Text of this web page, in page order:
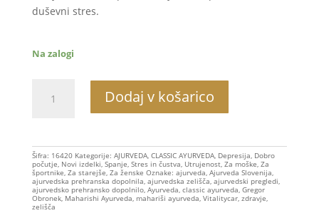
duševni stres.
Na zalogi
kapsule
Dodaj v košarico
Šifra: 16420 Kategorije: AJURVEDA, CLASSIC AYURVEDA, Depresija, Dobro
počutje, Novi izdelki, Spanje, Stres in čustva, Utrujenost, Za moške, Za
športnike, Za starejše, Za ženske Oznake: ajurveda, Ajurveda Slovenija,
ajurvedska prehranska dopolnila, ajurvedska zelišča, ajurvedski pregledi,
ajurvedsko prehransko dopolnilo, Ayurveda, classic ayurveda, Gregor
Obronek, Maharishi Ayurveda, mahariši ayurveda, Vitalitycar, zdravje,
zelišča